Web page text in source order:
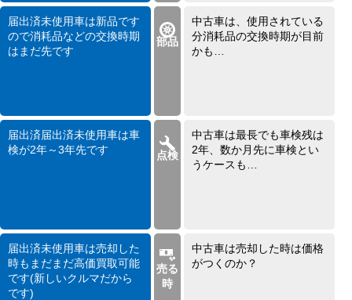
部品
届出済未使用車は新品です
ので消耗品などの交換時期
はまだ先です
中古車は、使用されている
分消耗品の交換時期が目前
かも…
点検
届出済届出済未使用車は車
検が2年～3年先です
中古車は最長でも車検残は
2年、数か月先に車検とい
うケースも…
売る
時
届出済未使用車は売却した
時もまだまだ高価買取可能
です(新しいクルマだから
です)
中古車は売却した時は価格
がつくのか？